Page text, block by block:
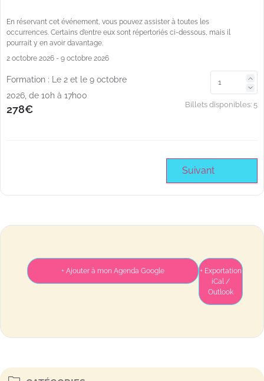
En réservant cet événement, vous pouvez assister à toutes les
occurrences. Certains d’entre eux sont répertoriés ci-dessous, mais il
pourrait y en avoir davantage.
2 octobre 2026 - 9 octobre 2026
Formation : Le 2 et le 9 octobre
2026, de 10h à 17h00
278€ Billets disponibles: 5
Suivant
+ Ajouter à mon Agenda Google
+ Exportation
iCal /
Outlook